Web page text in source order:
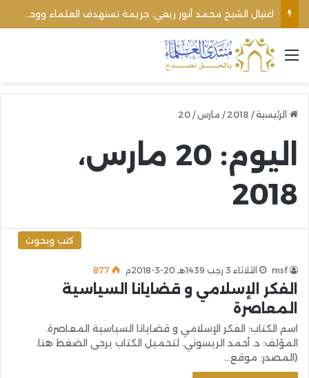
القائمة
الرئيسية/
2018
/ مارس/
20
اليوم:
20 مارس،
2018
كتب وبحوث
msf الثلاثاء 3 رجب 1439هـ 20-3-2018م 877
الفكر الإسلامي و قضايانا السياسية
المعاصرة
اسم الكتاب: الفكر الإسلامي و قضايانا السياسية المعاصرة.
المؤلف: د. أحمد الريسوني. لتحميل الكتاب يرجى الضغط هنا.
(المصدر: موقع…